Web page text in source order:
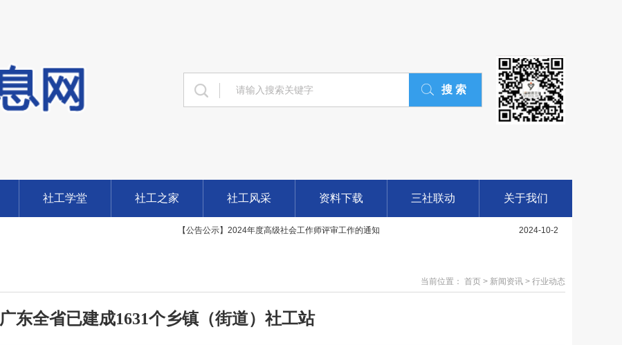
社工学堂 社工之家 社工风采 资料下载 三社联动 关于我们
【公告公示】敦煌市2024年公开招聘专职社区工作者，持证社工优先 2024-12-15
2024-12-15
当前位置： 首页 > 新闻资讯 > 行业动态
广东全省已建成1631个乡镇（街道）社工站